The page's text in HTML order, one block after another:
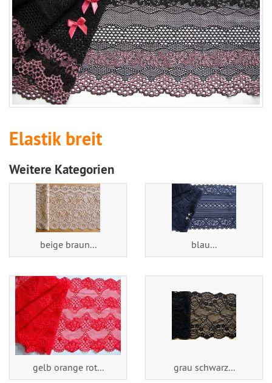
Elastik breit
Weitere Kategorien
beige braun... blau...
gelb orange rot... grau schwarz...